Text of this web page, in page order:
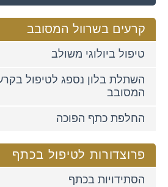
קרעים בשרוול המסובב
טיפול ביולוגי משולב
השתלת בלון נספג לטיפול
המסובב
החלפת כתף הפוכה
פרוצדורות לטיפול בכתף
הסתידויות בכתף